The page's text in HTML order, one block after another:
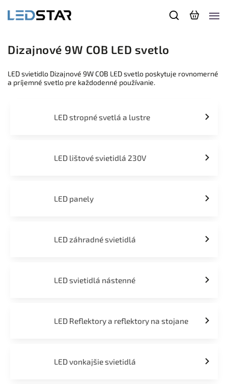
Dizajnové 9W COB LED svetlo
LED svietidlo Dizajnové 9W COB LED svetlo poskytuje rovnomerné
a príjemné svetlo pre každodenné používanie.
LED stropné svetlá a lustre
LED lištové svietidlá 230V
LED panely
LED záhradné svietidlá
LED svietidlá nástenné
LED Reflektory a reflektory na stojane
LED vonkajšie svietidlá